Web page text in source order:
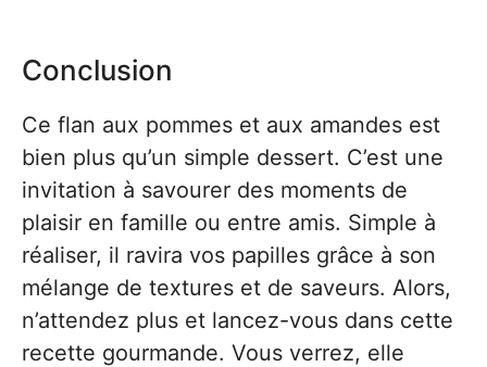
Conclusion
Ce flan aux pommes et aux amandes est
bien plus qu’un simple dessert. C’est une
invitation à savourer des moments de
plaisir en famille ou entre amis. Simple à
réaliser, il ravira vos papilles grâce à son
mélange de textures et de saveurs. Alors,
n’attendez plus et lancez-vous dans cette
recette gourmande. Vous verrez, elle